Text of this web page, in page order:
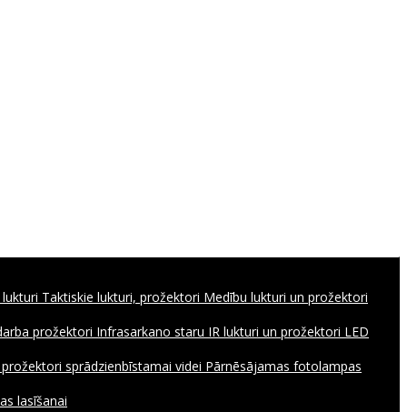
Taktiskie lukturi, prožektori Medību lukturi un prožektori
prožektori Infrasarkano staru IR lukturi un prožektori LED
sprādzienbīstamai videi Pārnēsājamas fotolampas
lasīšanai